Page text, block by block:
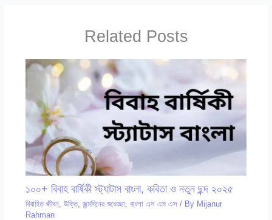
Related Posts
১০০+ বিবাহ বার্ষিকী স্ট্যাটাস বাংলা, কবিতা ও নতুন ছন্দ ২০২৫
বিবাহিত জীবন, উক্তি, জন্মদিনের শুভেচ্ছা, বাংলা এস এম এস/ By Mijanur
Rahman